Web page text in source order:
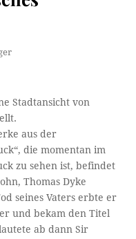
Stadtansicht von
aus der
die momentan im
zu sehen ist, befindet
Thomas Dyke
seines Vaters erbte er
und bekam den Titel
ab dann Sir